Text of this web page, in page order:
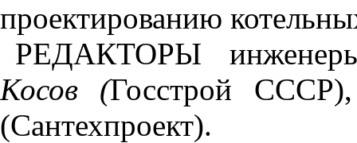
проектированию
РЕДАКТОРЫ
Косов (Госстрой
(Сантехпроект).